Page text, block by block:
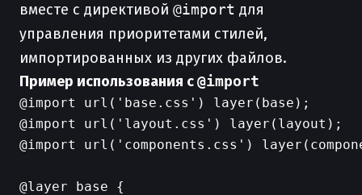
вместе с директивой @import для
управления приоритетами стилей,
импортированных из других файлов.
Пример использования с@import
@import url('base.css') layer(base);
@import url('layout.css') layer(layout);
@import url('components.css')
@layer base {